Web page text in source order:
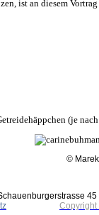
ist an diesem
(je
©
Copyright